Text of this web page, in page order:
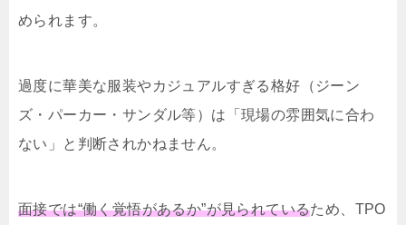
められます。
過度に華美な服装やカジュアルすぎる格好（ジーン
ズ・パーカー・サンダル等）は「現場の雰囲気に合わ
ない」と判断されかねません。
面接では“働く覚悟があるか”が見られているため、TPO